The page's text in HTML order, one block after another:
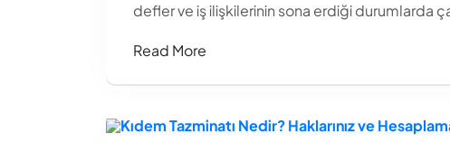
defler ve iş ilişkilerinin sona erdiği durumlarda
Read More